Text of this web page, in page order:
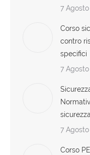
7
Corso
contro
specifici
7
7
Corso